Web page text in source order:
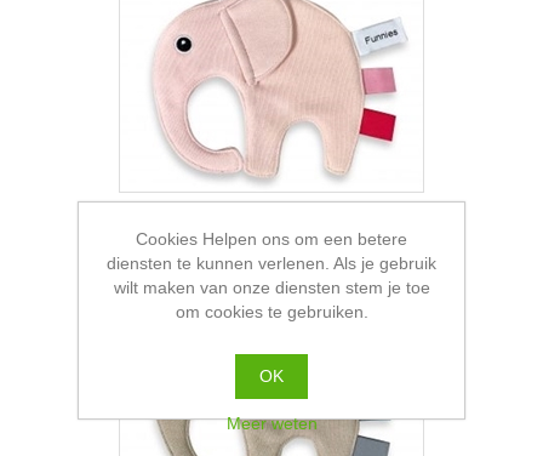
Cookies Helpen ons om een betere
diensten te kunnen verlenen. Als je gebruik
wilt maken van onze diensten stem je toe
om cookies te gebruiken.
OK
Meer weten